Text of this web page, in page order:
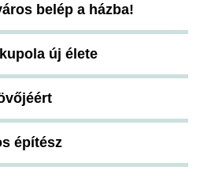
belép a házba!
új élete
építész